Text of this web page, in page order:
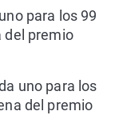
para los 99
del premio
uno para los
del premio